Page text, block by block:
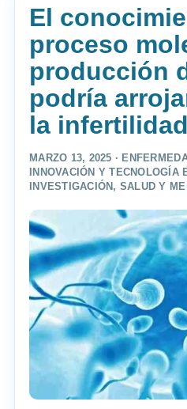
El
proceso
producción
podría
la
MARZO 13, 2025 ·
INNOVACIÓN Y TECNOLOGÍA
INVESTIGACIÓN , SALUD Y